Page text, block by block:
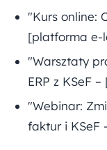
"Kurs online:
[platforma e-
"Warsztaty
ERP z KSeF
"Webinar:
faktur i KSeF